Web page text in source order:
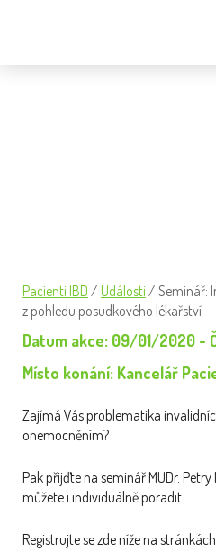
Pacienti IBD / Události / Seminář:
z pohledu posudkového lékařství
Datum akce: 09/01/2020 -
Místo konání: Kancelář
Zajímá Vás problematika
onemocněním?
Pak přijďte na seminář MUDr. Petry
můžete i individuálně poradit.
Registrujte se zde níže na